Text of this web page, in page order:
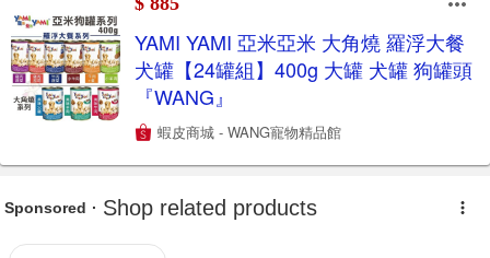
YAMI YAMI 亞米亞米 大角燒 羅浮大餐
犬罐【24罐組】400g 大罐 犬罐 狗罐頭
『WANG』
蝦皮商城 - WANG寵物精品館